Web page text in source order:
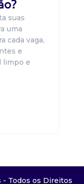
suas
uma
cada vaga,
e
limpo e
- Todos os Direitos